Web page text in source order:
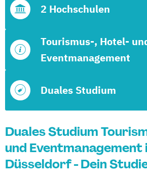
Duales Studium
Tourismus-, Hotel-
Eventmanagement
2 Hochschulen
Duales Studium
und Eventmanagement
Düsseldorf - Dein